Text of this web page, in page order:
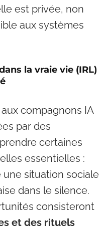
est privée, non
aux systèmes
la vraie vie (IRL)
compagnons IA
par des
certaines
essentielles :
situation sociale
dans le silence.
consisteront
et des rituels